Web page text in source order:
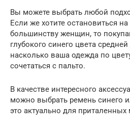
Вы можете выбрать любой
Если же хотите остановиться
большинству женщин, то
глубокого синего цвета
насколько ваша одежда по
сочетаться с пальто.
В качестве интересного
можно выбрать ремень синего
это актуально для приталенных